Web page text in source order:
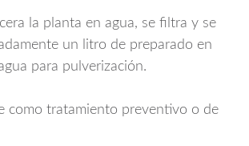
la planta en agua, se filtra y se
un litro de preparado en
para pulverización.
como tratamiento preventivo o de